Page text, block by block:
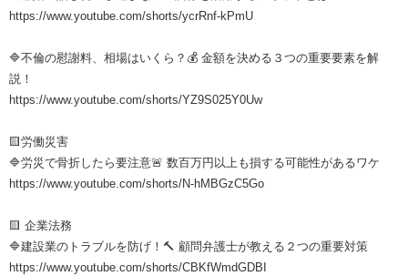
https://www.youtube.com/shorts/ycrRnf-kPmU
🔷不倫の慰謝料、相場はいくら？💰 金額を決める３つの重要要素を解
説！
https://www.youtube.com/shorts/YZ9S025Y0Uw
🟨労働災害
🔷労災で骨折したら要注意🚨 数百万円以上も損する可能性があるワケ
https://www.youtube.com/shorts/N-hMBGzC5Go
🟨 企業法務
🔷建設業のトラブルを防げ！🔨 顧問弁護士が教える２つの重要対策
https://www.youtube.com/shorts/CBKfWmdGDBI